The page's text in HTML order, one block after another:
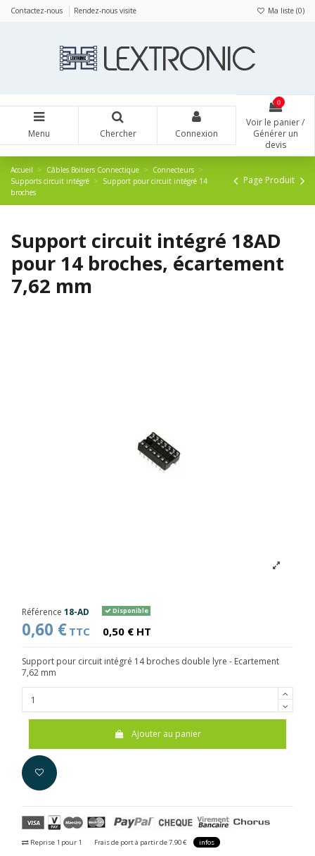
Contactez-nous Rendez-nous visite Ma liste (0)
Menu Chercher Connexion
0
Voir le panier /
Générer un
devis
Accueil Câbles Boitiers Connectique
Connecteurs
Supports circuit intégré
Support pour circuit intégré 14
broches
Page Produit
Support circuit intégré 18AD
pour 14 broches, écartement
7,62 mm
Référence 18-AD Disponible
0,60 € TTC 0,50 € HT
Support pour circuit intégré 14 broches double lyre - Ecartement
7,62 mm
Ajouter au panier
Reprise 1 pour 1 Frais de port à partir de 7.90 € infos
Panneau de gestion des cookies